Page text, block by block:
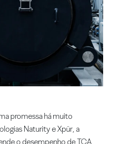
promessa há muito
Naturity e Xpür, a
o desempenho de TCA